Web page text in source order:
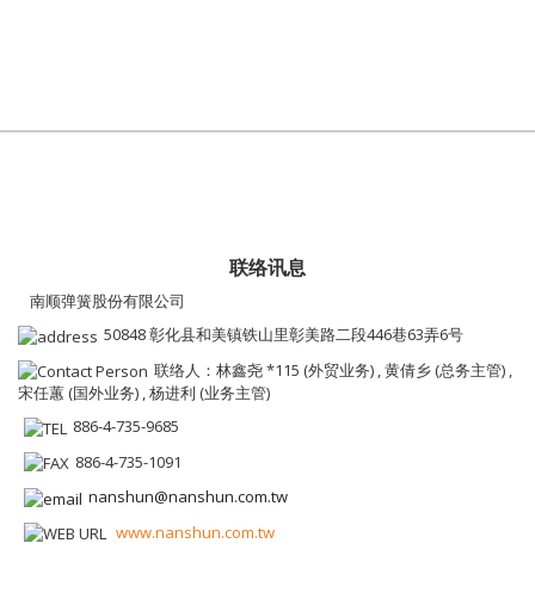
联络讯息
南顺弹簧股份有限公司
50848 彰化县和美镇铁山里彰美路二段446巷63弄6号
联络人：林鑫尧 *115 (外贸业务) , 黄倩乡 (总务主管) ,
宋任蕙 (国外业务) , 杨进利 (业务主管)
886-4-735-9685
886-4-735-1091
nanshun@nanshun.com.tw
www.nanshun.com.tw